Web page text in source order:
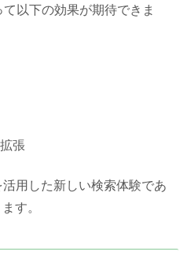
以下の効果が期待できま
張
用した新しい検索体験であ
す。